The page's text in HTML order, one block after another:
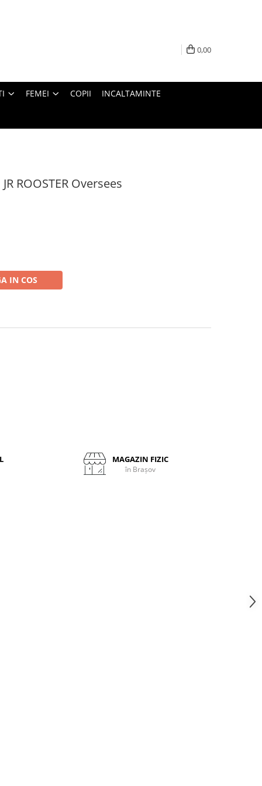
0,00
FEMEI COPII INCALTAMINTE
ROOSTER Oversees
IN COS
MAGAZIN FIZIC
în Brașov